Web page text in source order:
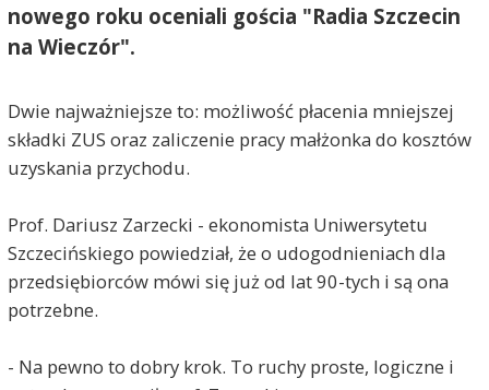
nowego roku oceniali gościa "Radia Szczecin
na Wieczór".
Dwie najważniejsze to: możliwość płacenia mniejszej
składki ZUS oraz zaliczenie pracy małżonka do kosztów
uzyskania przychodu.
Prof. Dariusz Zarzecki - ekonomista Uniwersytetu
Szczecińskiego powiedział, że o udogodnieniach dla
przedsiębiorców mówi się już od lat 90-tych i są ona
potrzebne.
- Na pewno to dobry krok. To ruchy proste, logiczne i